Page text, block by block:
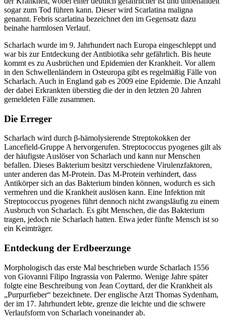
sogar zum Tod führen kann. Dieser wird Scarlatina maligna
genannt. Febris scarlatina bezeichnet den im Gegensatz dazu
beinahe harmlosen Verlauf.
Scharlach wurde im 9. Jahrhundert nach Europa eingeschleppt und
war bis zur Entdeckung der Antibiotika sehr gefährlich. Bis heute
kommt es zu Ausbrüchen und Epidemien der Krankheit. Vor allem
in den Schwellenländern in Osteuropa gibt es regelmäßig Fälle von
Scharlach. Auch in England gab es 2009 eine Epidemie. Die Anzahl
der dabei Erkrankten überstieg die der in den letzten 20 Jahren
gemeldeten Fälle zusammen.
Die Erreger
Scharlach wird durch β-hämolysierende Streptokokken der
Lancefield-Gruppe A hervorgerufen. Streptococcus pyogenes gilt als
der häufigste Auslöser von Scharlach und kann nur Menschen
befallen. Dieses Bakterium besitzt verschiedene Virulenzfaktoren,
unter anderen das M-Protein. Das M-Protein verhindert, dass
Antikörper sich an das Bakterium binden können, wodurch es sich
vermehren und die Krankheit auslösen kann. Eine Infektion mit
Streptococcus pyogenes führt dennoch nicht zwangsläufig zu einem
Ausbruch von Scharlach. Es gibt Menschen, die das Bakterium
tragen, jedoch nie Scharlach hatten. Etwa jeder fünfte Mensch ist so
ein Keimträger.
Entdeckung der Erdbeerzunge
Morphologisch das erste Mal beschrieben wurde Scharlach 1556
von Giovanni Filipo Ingrassia von Palermo. Wenige Jahre später
folgte eine Beschreibung von Jean Coyttard, der die Krankheit als
„Purpurfieber“ bezeichnete. Der englische Arzt Thomas Sydenham,
der im 17. Jahrhundert lebte, grenze die leichte und die schwere
Verlaufsform von Scharlach voneinander ab.